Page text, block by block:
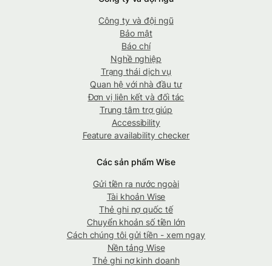
Công ty và đội ngũ
Bảo mật
Báo chí
Nghề nghiệp
Trạng thái dịch vụ
Quan hệ với nhà đầu tư
Đơn vị liên kết và đối tác
Trung tâm trợ giúp
Accessibility
Feature availability checker
Các sản phẩm Wise
Gửi tiền ra nước ngoài
Tài khoản Wise
Thẻ ghi nợ quốc tế
Chuyển khoản số tiền lớn
Cách chúng tôi gửi tiền - xem ngay
Nền tảng Wise
Thẻ ghi nợ kinh doanh